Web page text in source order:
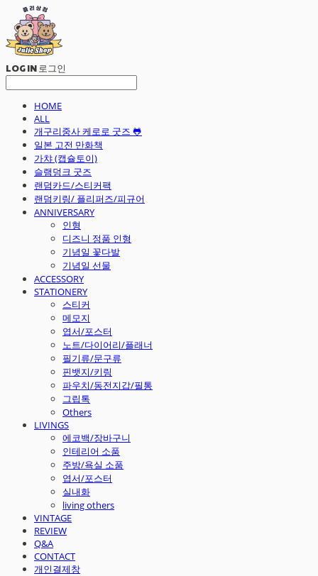
LOG IN로그인
HOME
ALL
개구리중사 케로로 굿즈 🐸
일본 고전 만화책
가챠 (캡슐토이)
슬램덩크 굿즈
랜덤카드/스티커팩
랜덤키링/ 플리퍼즈/피규어
ANNIVERSARY
인형
디즈니 정품 인형
기념일 꽃다발
기념일 선물
ACCESSORY
STATIONERY
스티커
메모지
엽서/포스터
노트/다이어리/플래너
필기류/문구류
핀뱃지/키링
파우치/동전지갑/필통
그립톡
Others
LIVINGS
에코백/장바구니
인테리어 소품
주방/욕실 소품
엽서/포스터
실내화
living others
VINTAGE
REVIEW
Q&A
CONTACT
개인결제창